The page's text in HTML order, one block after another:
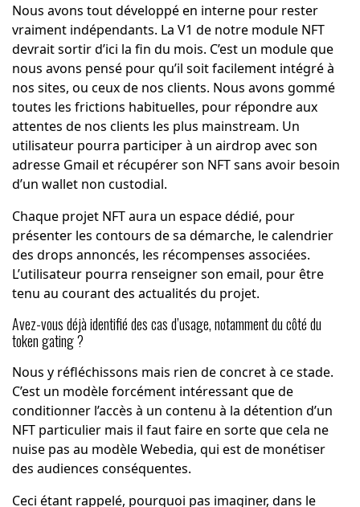
Nous avons tout développé en interne pour rester
vraiment indépendants. La V1 de notre module NFT
devrait sortir d’ici la fin du mois. C’est un module que
nous avons pensé pour qu’il soit facilement intégré à
nos sites, ou ceux de nos clients. Nous avons gommé
toutes les frictions habituelles, pour répondre aux
attentes de nos clients les plus mainstream. Un
utilisateur pourra participer à un airdrop avec son
adresse Gmail et récupérer son NFT sans avoir besoin
d’un wallet non custodial.
Chaque projet NFT aura un espace dédié, pour
présenter les contours de sa démarche, le calendrier
des drops annoncés, les récompenses associées.
L’utilisateur pourra renseigner son email, pour être
tenu au courant des actualités du projet.
Avez-vous déjà identifié des cas d’usage, notamment du côté du
token gating ?
Nous y réfléchissons mais rien de concret à ce stade.
C’est un modèle forcément intéressant que de
conditionner l’accès à un contenu à la détention d’un
NFT particulier mais il faut faire en sorte que cela ne
nuise pas au modèle Webedia, qui est de monétiser
des audiences conséquentes.
Ceci étant rappelé, pourquoi pas imaginer, dans le